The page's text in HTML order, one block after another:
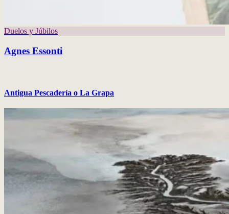
Duelos y Júbilos
Agnes Essonti
Antigua Pescadería o La Grapa